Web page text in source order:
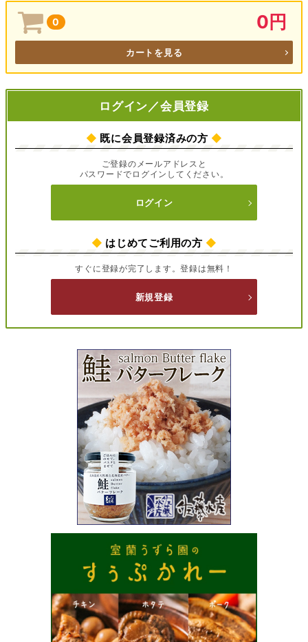
0 0円
カートを見る
ログイン／会員登録
◆ 既に会員登録済みの方 ◆
ご登録のメールアドレスと
パスワードでログインしてください。
ログイン
◆ はじめてご利用の方 ◆
すぐに登録が完了します。登録は無料！
新規登録